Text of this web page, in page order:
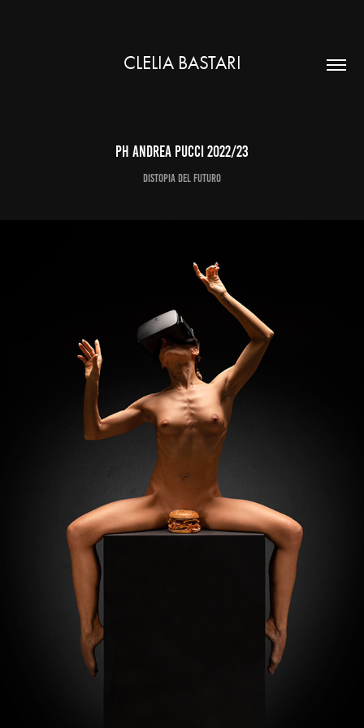
CLELIA BASTARI
Ph Andrea Pucci 2022/23
Distopia del futuro